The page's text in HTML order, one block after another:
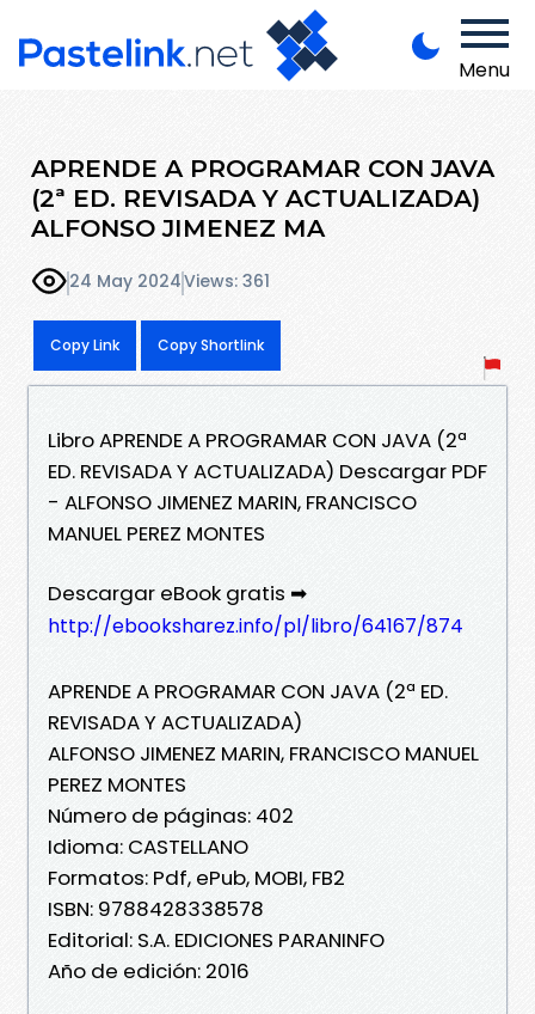
Menu
APRENDE A PROGRAMAR CON JAVA
(2ª ED. REVISADA Y ACTUALIZADA)
ALFONSO JIMENEZ MA
24 May 2024Views: 361
Copy Link Copy Shortlink
Libro APRENDE A PROGRAMAR CON JAVA (2ª
ED. REVISADA Y ACTUALIZADA) Descargar PDF
- ALFONSO JIMENEZ MARIN, FRANCISCO
MANUEL PEREZ MONTES
Descargar eBook gratis ➡
http://ebooksharez.info/pl/libro/64167/874
APRENDE A PROGRAMAR CON JAVA (2ª ED.
REVISADA Y ACTUALIZADA)
ALFONSO JIMENEZ MARIN, FRANCISCO MANUEL
PEREZ MONTES
Número de páginas: 402
Idioma: CASTELLANO
Formatos: Pdf, ePub, MOBI, FB2
ISBN: 9788428338578
Editorial: S.A. EDICIONES PARANINFO
Año de edición: 2016